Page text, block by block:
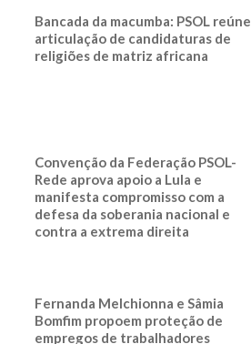
Bancada da macumba: PSOL reúne
articulação de candidaturas de
religiões de matriz africana
Convenção da Federação PSOL-
Rede aprova apoio a Lula e
manifesta compromisso com a
defesa da soberania nacional e
contra a extrema direita
Fernanda Melchionna e Sâmia
Bomfim propoem proteção de
empregos de trabalhadores